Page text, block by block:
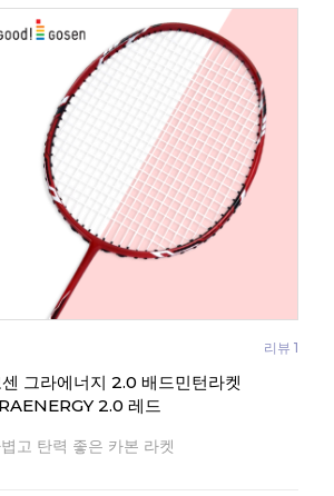
리뷰 1
그라에너지 2.0 배드민턴라켓
2.0 레드
고 탄력 좋은 카본 라켓